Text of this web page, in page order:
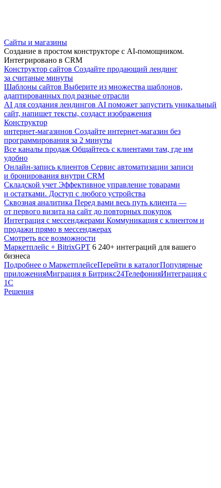
Сайты и магазины
Создание в простом конструкторе с AI-помощником.
Интегрировано в CRM
Конструктор сайтов Создайте продающий лендинг
за считаные минуты
Шаблоны сайтов Выберите из множества шаблонов,
адаптированных под разные отрасли
AI для создания лендингов AI поможет запустить уникальный
сайт, напишет тексты, создаст изображения
Конструктор
интернет-магазинов Создайте интернет-магазин без
программирования за 2 минуты
Все каналы продаж Общайтесь с клиентами там, где им
удобно
Онлайн-запись клиентов Сервис автоматизации записи
и бронирования внутри CRM
Складской учет Эффективное управление товарами
и остатками. Доступ с любого устройства
Сквозная аналитика Перед вами весь путь клиента —
от первого визита на сайт до повторных покупок
Интеграция с мессенджерами Коммуникация с клиентом и
продажи прямо в мессенджерах
Смотреть все возможности
Маркетплейс + BitrixGPT 6 240+ интеграций для вашего
бизнеса
Подробнее о МаркетплейсеПерейти в каталогПопулярные
приложенияМиграция в Битрикс24ТелефонияИнтеграция с
1С
Решения